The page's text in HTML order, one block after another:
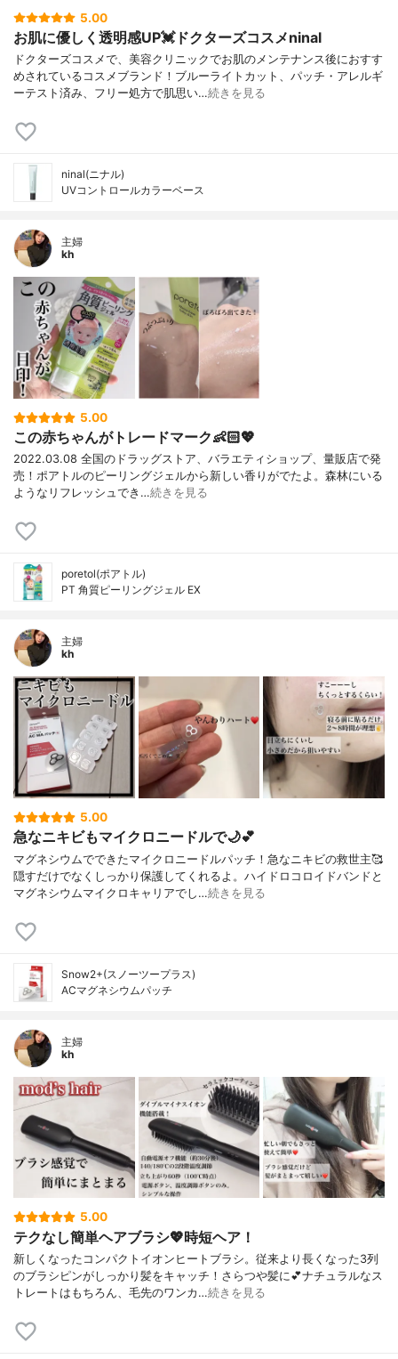
5.00
お肌に優しく透明感UP💓ドクターズコスメninal
ドクターズコスメで、美容クリニックでお肌のメンテナンス後におすす
めされているコスメブランド！ブルーライトカット、パッチ・アレルギ
ーテスト済み、フリー処方で肌思い…続きを見る
ninal(ニナル)
UVコントロールカラーベース
主婦
kh
5.00
この赤ちゃんがトレードマーク👶🏻💖
2022.03.08 全国のドラッグストア、バラエティショップ、量販店で発
売！ポアトルのピーリングジェルから新しい香りがでたよ。森林にいる
ようなリフレッシュでき…続きを見る
poretol(ポアトル)
PT 角質ピーリングジェル EX
主婦
kh
5.00
急なニキビもマイクロニードルで🌙💕
マグネシウムでできたマイクロニードルパッチ！急なニキビの救世主🥰
隠すだけでなくしっかり保護してくれるよ。ハイドロコロイドバンドと
マグネシウムマイクロキャリアでし…続きを見る
Snow2+(スノーツープラス)
ACマグネシウムパッチ
主婦
kh
5.00
テクなし簡単ヘアブラシ💖時短ヘア！
新しくなったコンパクトイオンヒートブラシ。従来より長くなった3列
のブラシピンがしっかり髪をキャッチ！さらつや髪に💕ナチュラルなス
トレートはもちろん、毛先のワンカ…続きを見る